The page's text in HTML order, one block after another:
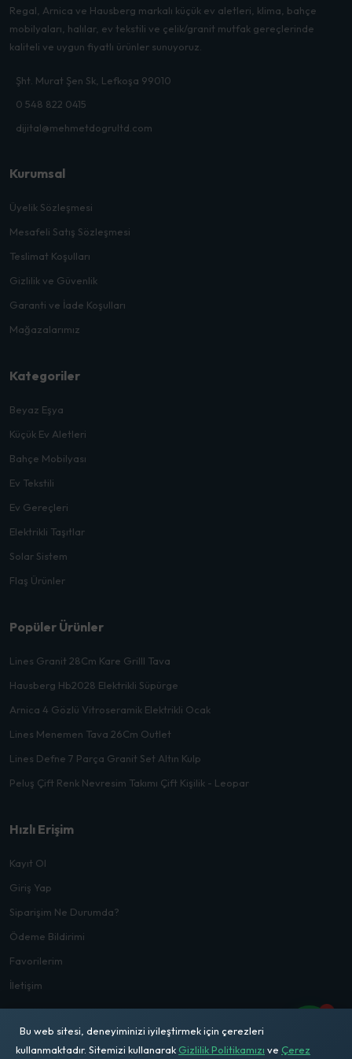
Regal, Arnica ve Hausberg markalı küçük ev aletleri, klima, bahçe
mobilyaları, halılar, ev tekstili ve çelik/granit mutfak gereçlerinde
kaliteli ve uygun fiyatlı ürünler sunuyoruz.
Şht. Murat Şen Sk, Lefkoşa 99010
0 548 822 0415
dijital@mehmetdogrultd.com
Kurumsal
Üyelik Sözleşmesi
Mesafeli Satış Sözleşmesi
Teslimat Koşulları
Gizlilik ve Güvenlik
Garanti ve İade Koşulları
Mağazalarımız
Kategoriler
Beyaz Eşya
Küçük Ev Aletleri
Bahçe Mobilyası
Ev Tekstili
Ev Gereçleri
Elektrikli Taşıtlar
Solar Sistem
Flaş Ürünler
Popüler Ürünler
Lines Granit 28Cm Kare Grilll Tava
Hausberg Hb2028 Elektrikli Süpürge
Arnica 4 Gözlü Vitroseramik Elektrikli Ocak
Lines Menemen Tava 26Cm Outlet
Lines Defne 7 Parça Granit Set Altın Kulp
Peluş Çift Renk Nevresim Takımı Çift Kişilik - Leopar
Hızlı Erişim
Kayıt Ol
Giriş Yap
Siparişim Ne Durumda?
Ödeme Bildirimi
Favorilerim
İletişim
1
Bu web sitesi, deneyiminizi iyileştirmek için çerezleri
kullanmaktadır. Sitemizi kullanarak Gizlilik Politikamızı ve Çerez